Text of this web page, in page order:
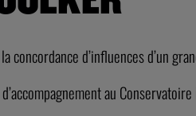
concordance d’influences d’un
au